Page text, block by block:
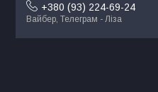
+380 (93) 224-69-24
Вайбер, Телеграм - Ліза